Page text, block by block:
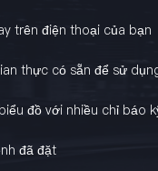
trên điện thoại của bạn
thực có sẵn để sử
đồ với nhiều chỉ báo
đã đặt